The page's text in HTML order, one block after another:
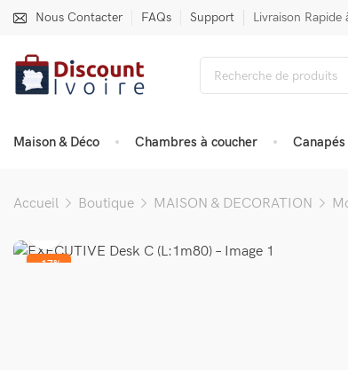
Nous Contacter FAQs Support Livraison Rapide
Maison & Déco Chambres à coucher Canapés
Accueil Boutique MAISON & DECORATION
-17%